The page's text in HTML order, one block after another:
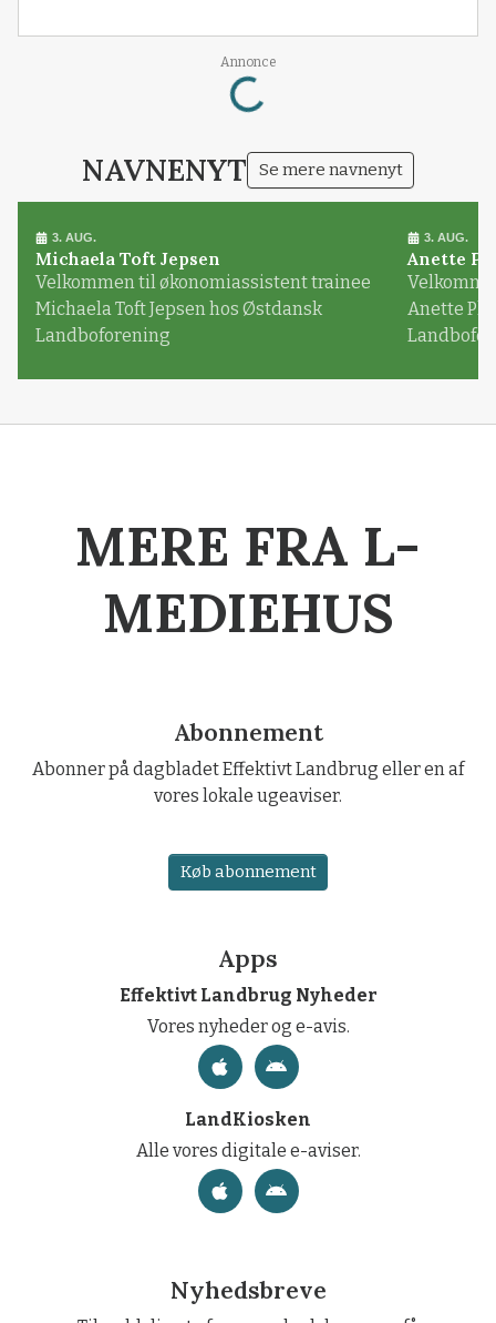
Annonce
Loading...
NAVNENYT Se mere navnenyt
3. AUG.
Michaela Toft Jepsen
Velkommen til økonomiassistent trainee
Michaela Toft Jepsen hos Østdansk
Landboforening
3. AUG.
Anette
Anette
MERE FRA L-
MEDIEHUS
Abonnement
Abonner på dagbladet Effektivt Landbrug eller en af
vores lokale ugeaviser.
Køb abonnement
Apps
Effektivt Landbrug Nyheder
Vores nyheder og e-avis.
LandKiosken
Alle vores digitale e-aviser.
Nyhedsbreve